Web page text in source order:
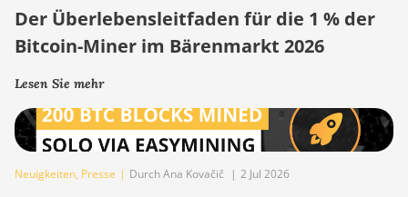
Der Überlebensleitfaden für die 1 % der
Bitcoin-Miner im Bärenmarkt 2026
Lesen Sie mehr
Neuigkeiten, Presse | Durch Ana Kovačič | 2 Jul 2026